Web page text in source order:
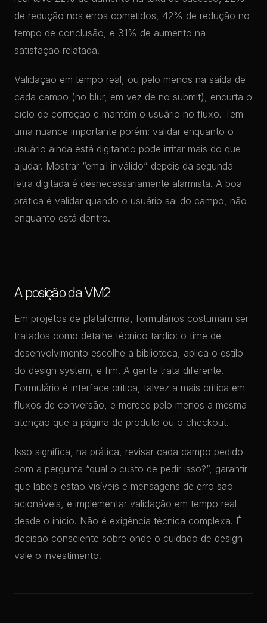
de redução nos erros cometidos, 42% de redução no
tempo de conclusão, e 31% de aumento na
satisfação relatada.
Validação em tempo real, ou pelo menos na saída de
cada campo (no blur, em vez de no submit), encurta o
ciclo de correção e mantém o usuário no fluxo. Tem
uma nuance importante porém: validar enquanto o
usuário ainda está digitando pode irritar mais do que
ajudar. Mostrar “email inválido” depois da segunda
letra digitada é desnecessariamente alarmista. A boa
prática é validar quando o usuário sai do campo, não
enquanto está dentro.
A posição da VM2
Em projetos de plataforma, formulários costumam ser
tratados como detalhe técnico tardio: o time de
desenvolvimento escolhe a biblioteca, aplica o estilo
do design system, e fim. A gente trata diferente.
Formulário é interface crítica, talvez a mais crítica em
fluxos de conversão, e merece pelo menos a mesma
atenção que a página de produto ou o checkout.
Isso significa, na prática, revisar cada campo pedido
com a pergunta “qual o custo de pedir isso?”, garantir
que labels estão visíveis e mensagens de erro são
acionáveis, e implementar validação em tempo real
desde o início. Não é exigência técnica complexa. É
decisão consciente sobre onde o cuidado de design
vale o investimento.